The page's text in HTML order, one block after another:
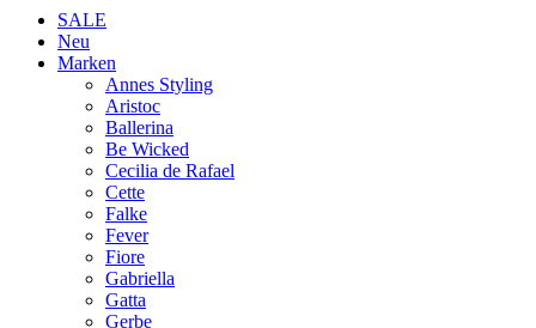
SALE
Neu
Marken
Annes Styling
Aristoc
Ballerina
Be Wicked
Cecilia de Rafael
Cette
Falke
Fever
Fiore
Gabriella
Gatta
Gerbe